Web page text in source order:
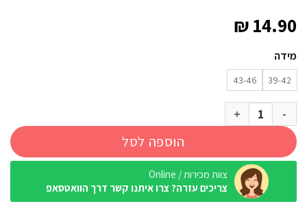
₪14.90
מידה
39-42
43-46
כמות של 2 זוגות גרבי אקרילן גבר סטון ווש סריגמיש
הוספה לסל
צוות מכירות / Online
צריכים עזרה? צרו איתנו קשר דרך הוואטסאפ